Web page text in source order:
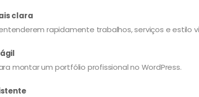
clara
rapidamente trabalhos, serviços e estilo
montar um portfólio profissional no WordPress.